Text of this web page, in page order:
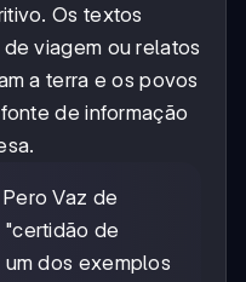
Os textos
viagem ou relatos
a terra e os povos
de informação
Vaz de
"certidão de
dos exemplos